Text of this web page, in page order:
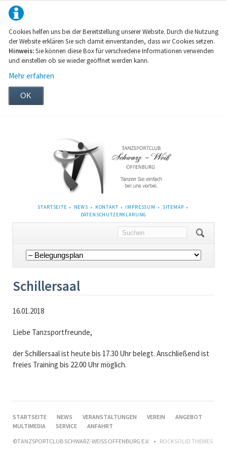
Cookies helfen uns bei der Bereitstellung unserer Website. Durch die Nutzung
der Website erklären Sie sich damit einverstanden, dass wir Cookies setzen.
Hinweis:Sie können diese Box für verschiedene Informationen verwenden
und einstellen ob sie wieder geöffnet werden kann.
Mehr erfahren
OK
NAVIGATION
STARTSEITE NEWS KONTAKT IMPRESSUM
SITEMAP
DATENSCHUTZERKLÄRUNG
Navigation
überspringen
Schillersaal
16.01.2018
Liebe Tanzsportfreunde,
der Schillersaal ist heute bis 17.30 Uhr belegt. Anschließend ist
freies Training bis 22.00 Uhr möglich.
NAVIGATION
ÜBERSPRINGEN
STARTSEITE NEWS VERANSTALTUNGEN VEREIN
ANGEBOT
MULTIMEDIA
SERVICE
ANFAHRT
©TANZSPORTCLUB SCHWARZ-WEISS OFFENBURG E.V.
ROCKSOLID THEMES